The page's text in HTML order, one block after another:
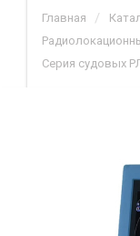
Главная /
Серия судовых